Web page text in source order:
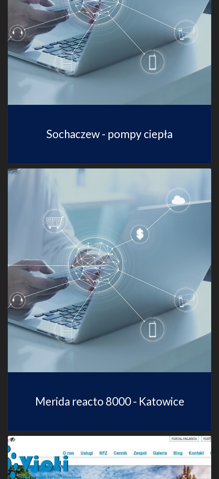
Sochaczew - pompy ciepła
Merida reacto 8000 - Katowice